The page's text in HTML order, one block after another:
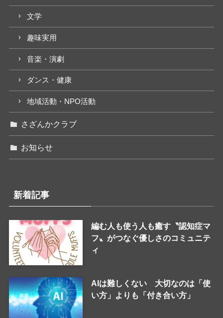
文学
趣味実用
音楽・演劇
ダンス・健康
地域活動・NPO活動
さざんかクラブ
お知らせ
新着記事
編む人も使う人も癒す〝認知症マ
フ〟がつなぐ優しさのコミュニテ
ィ
AIは難しくない 大切なのは「使
い方」よりも「付き合い方」